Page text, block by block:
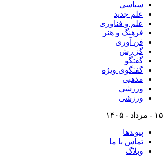
سیاسی
علم جدید
علم و فناوری
فرهنگ و هنر
فن آوری
گزارش
گفتگو
گفتگوی ویژه
مذهبی
ورزشی
ورزشی
۱۵ - مرداد - ۱۴۰۵
پیوندها
تماس با ما
وبلاگ